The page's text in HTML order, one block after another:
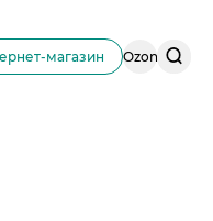
магазин Ozon